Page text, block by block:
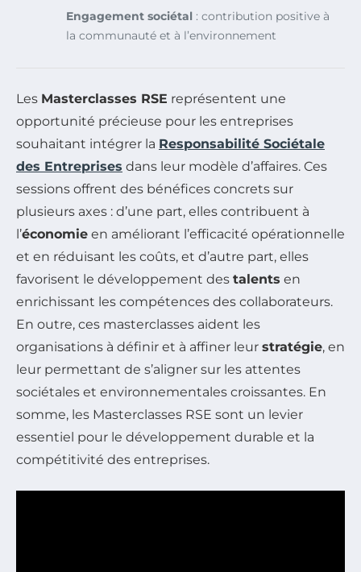
Engagement sociétal : contribution positive à
la communauté et à l’environnement
Les Masterclasses RSE représentent une
opportunité précieuse pour les entreprises
souhaitant intégrer la Responsabilité Sociétale
des Entreprises dans leur modèle d’affaires. Ces
sessions offrent des bénéfices concrets sur
plusieurs axes : d’une part, elles contribuent à
l’économie en améliorant l’efficacité opérationnelle
et en réduisant les coûts, et d’autre part, elles
favorisent le développement des talents en
enrichissant les compétences des collaborateurs.
En outre, ces masterclasses aident les
organisations à définir et à affiner leur stratégie, en
leur permettant de s’aligner sur les attentes
sociétales et environnementales croissantes. En
somme, les Masterclasses RSE sont un levier
essentiel pour le développement durable et la
compétitivité des entreprises.